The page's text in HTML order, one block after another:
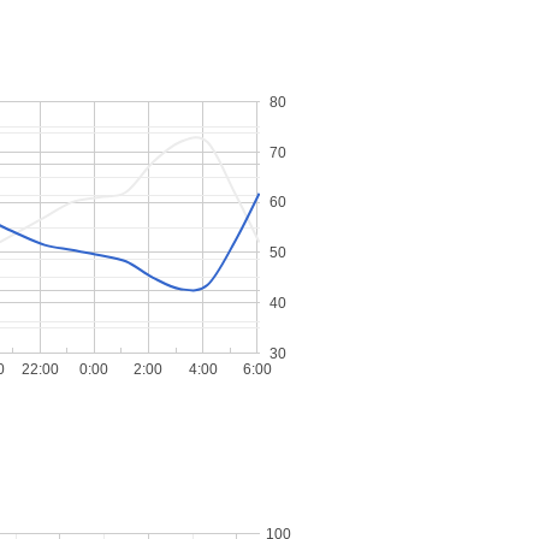
22:00 0:00 2:00 4:00 6:00
30
40
50
60
70
80
100